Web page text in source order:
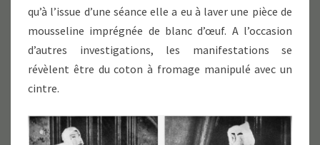
qu’à l’issue d’une séance elle a eu à laver une pièce de
mousseline imprégnée de blanc d’œuf. A l’occasion
d’autres investigations, les manifestations se
révèlent être du coton à fromage manipulé avec un
cintre.